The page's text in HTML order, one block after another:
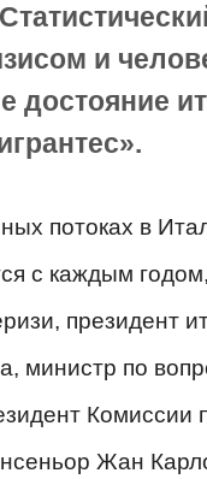
и
достояние
потоках в
с каждым
президент
министр по
Комиссии
Жан